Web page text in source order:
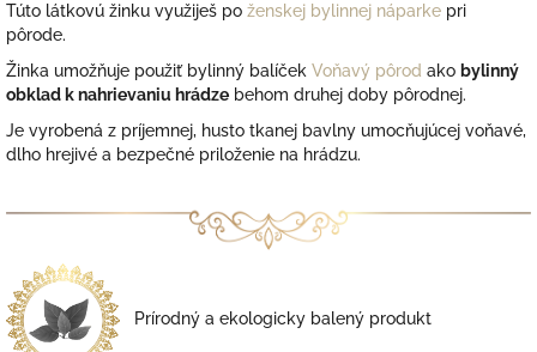
Túto látkovú žinku využiješ po ženskej bylinnej náparke pri
pôrode.
Žinka umožňuje použiť bylinný balíček Voňavý pôrod ako bylinný
obklad k nahrievaniu hrádze behom druhej doby pôrodnej.
Je vyrobená z príjemnej, husto tkanej bavlny umocňujúcej voňavé,
dlho hrejivé a bezpečné priloženie na hrádzu.
Prírodný a ekologicky balený produkt